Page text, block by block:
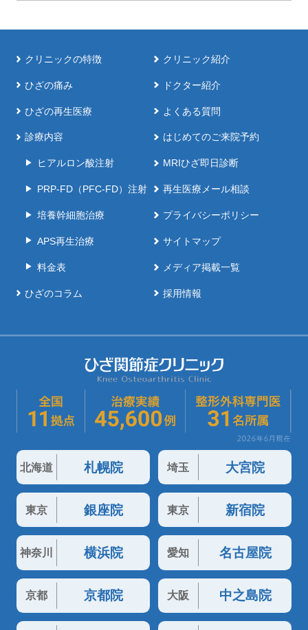
クリニックの特徴
ひざの痛み
ひざの再生医療
診療内容
ヒアルロン酸注射
PRP-FD（PFC-FD）注射
培養幹細胞治療
APS再生治療
料金表
ひざのコラム
クリニック紹介
ドクター紹介
よくある質問
はじめてのご来院予約
MRIひざ即日診断
再生医療メール相談
プライバシーポリシー
サイトマップ
メディア掲載一覧
採用情報
北海道 札幌院 埼玉 大宮院
東京 銀座院 東京 新宿院
神奈川 横浜院 愛知 名古屋院
京都 京都院 大阪 中之島院